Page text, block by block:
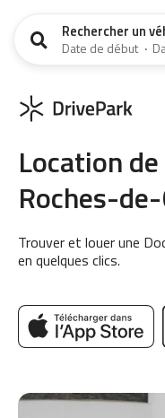
Rechercher un
Date de début ·
Location
Roches-
Trouver et louer une
en quelques clics.